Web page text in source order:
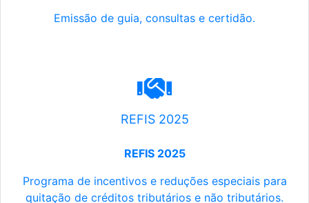
Emissão de guia, consultas e certidão.
REFIS 2025
REFIS 2025
Programa de incentivos e reduções especiais para
quitação de créditos tributários e não tributários.